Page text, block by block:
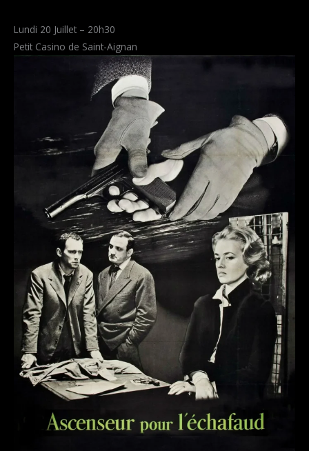
Lundi 20 Juillet – 20h30
Petit Casino de Saint-Aignan